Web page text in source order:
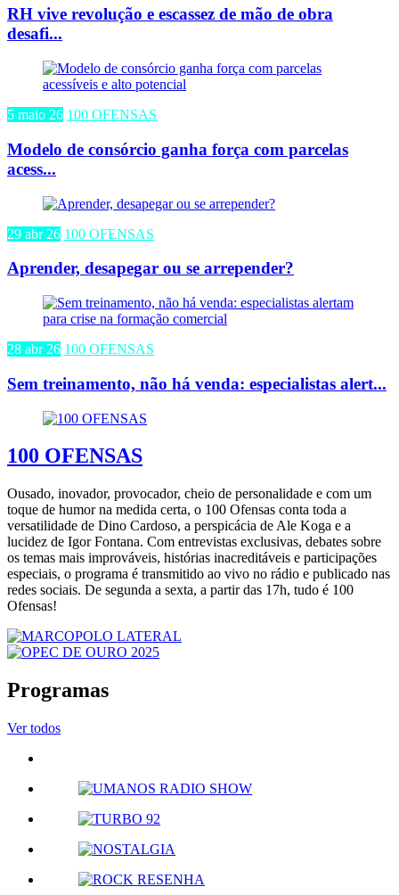
RH vive revolução e escassez de mão de obra
desafi...
5 maio 26 100 OFENSAS
Modelo de consórcio ganha força com parcelas
acess...
29 abr 26 100 OFENSAS
Aprender, desapegar ou se arrepender?
28 abr 26 100 OFENSAS
Sem treinamento, não há venda: especialistas alert...
100 OFENSAS
Ousado, inovador, provocador, cheio de personalidade e com um
toque de humor na medida certa, o 100 Ofensas conta toda a
versatilidade de Dino Cardoso, a perspicácia de Ale Koga e a
lucidez de Igor Fontana. Com entrevistas exclusivas, debates sobre
os temas mais improváveis, histórias inacreditáveis e participações
especiais, o programa é transmitido ao vivo no rádio e publicado nas
redes sociais. De segunda a sexta, a partir das 17h, tudo é 100
Ofensas!
Programas
Ver todos